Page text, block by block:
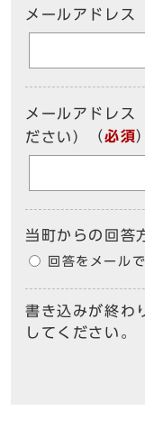
メールアドレス
メールアドレス
ださい）
（必須）
当町からの回答
回答をメール
書き込みが終わ
してください。